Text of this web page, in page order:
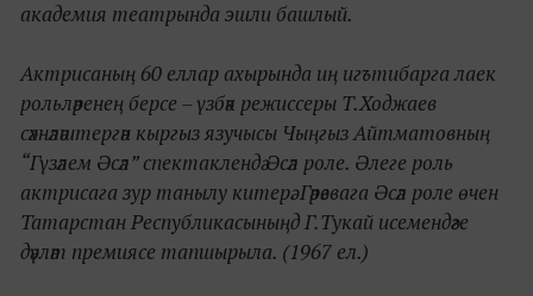
академия театрында эшли башлый.
Актрисаның 60 еллар ахырында иң игътибарга лаек
рольләренең берсе – үзбәк режиссеры Т.Ходжаев
сәхнәләштергән кыргыз язучысы Чыңгыз Айтматовның
“Гүзәлем Әсәл” спектаклендә Әсәл роле. Әлеге роль
актрисага зур танылу китерә. Гәрәевага Әсәл роле өчен
Татарстан Республикасыныңд Г.Тукай исемендәге
дәүләт премиясе тапшырыла. (1967 ел.)